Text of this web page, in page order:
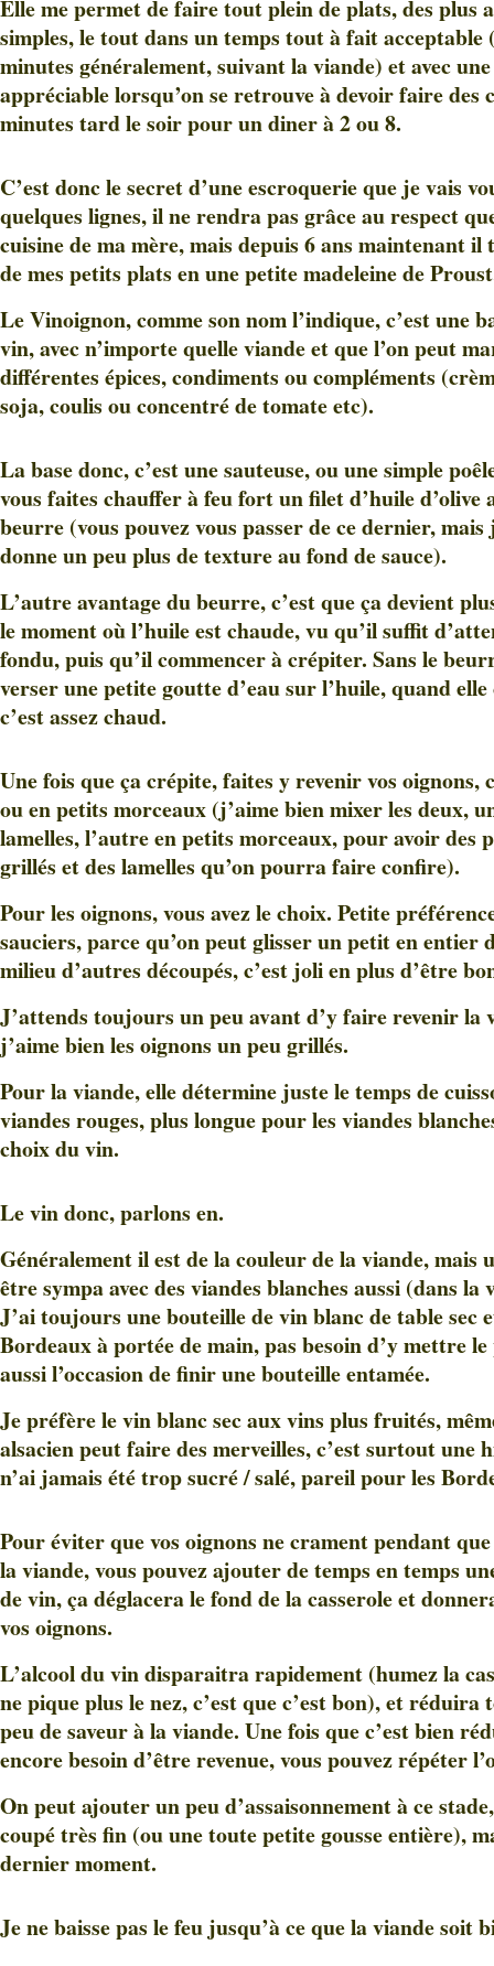
Elle me permet de faire tout plein de plats, des plus
simples, le tout dans un temps tout à fait acceptable
minutes généralement, suivant la viande) et avec une
appréciable lorsqu’on se retrouve à devoir faire des
minutes tard le soir pour un diner à 2 ou 8.
C’est donc le secret d’une escroquerie que je vais
quelques lignes, il ne rendra pas grâce au respect
cuisine de ma mère, mais depuis 6 ans maintenant
de mes petits plats en une petite madeleine de
Le Vinoignon, comme son nom l’indique, c’est une
vin, avec n’importe quelle viande et que l’on peut
différentes épices, condiments ou compléments
soja, coulis ou concentré de tomate etc).
La base donc, c’est une sauteuse, ou une simple
vous faites chauffer à feu fort un filet d’huile d’olive
beurre (vous pouvez vous passer de ce dernier,
donne un peu plus de texture au fond de sauce).
L’autre avantage du beurre, c’est que ça devient
le moment où l’huile est chaude, vu qu’il suffit
fondu, puis qu’il commencer à crépiter. Sans le
verser une petite goutte d’eau sur l’huile, quand
c’est assez chaud.
Une fois que ça crépite, faites y revenir vos oignons,
ou en petits morceaux (j’aime bien mixer les deux,
lamelles, l’autre en petits morceaux, pour avoir des
grillés et des lamelles qu’on pourra faire confire).
Pour les oignons, vous avez le choix. Petite
sauciers, parce qu’on peut glisser un petit en entier
milieu d’autres découpés, c’est joli en plus d’être
J’attends toujours un peu avant d’y faire revenir la
j’aime bien les oignons un peu grillés.
Pour la viande, elle détermine juste le temps de
viandes rouges, plus longue pour les viandes
choix du vin.
Le vin donc, parlons en.
Généralement il est de la couleur de la viande, mais
être sympa avec des viandes blanches aussi (dans la
J’ai toujours une bouteille de vin blanc de table sec
Bordeaux à portée de main, pas besoin d’y mettre
aussi l’occasion de finir une bouteille entamée.
Je préfère le vin blanc sec aux vins plus fruités,
alsacien peut faire des merveilles, c’est surtout une
n’ai jamais été trop sucré / salé, pareil pour les
Pour éviter que vos oignons ne crament pendant
la viande, vous pouvez ajouter de temps en temps
de vin, ça déglacera le fond de la casserole et
vos oignons.
L’alcool du vin disparaitra rapidement (humez la
ne pique plus le nez, c’est que c’est bon), et
peu de saveur à la viande. Une fois que c’est bien
encore besoin d’être revenue, vous pouvez répéter
On peut ajouter un peu d’assaisonnement à ce
coupé très fin (ou une toute petite gousse entière),
dernier moment.
Je ne baisse pas le feu jusqu’à ce que la viande soit